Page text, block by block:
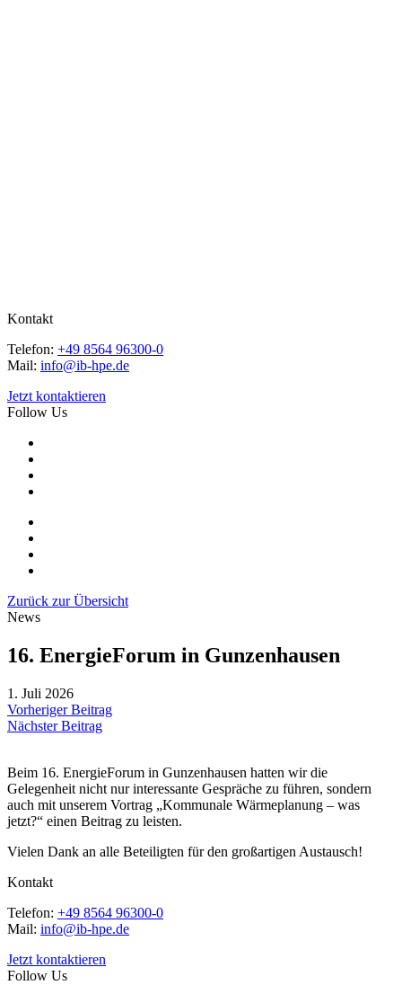
Kontakt
Telefon: +49 8564 96300-0
Mail: info@ib-hpe.de
Jetzt kontaktieren
Follow Us
Zurück zur Übersicht
News
16. EnergieForum in Gunzenhausen
1. Juli 2026
Vorheriger Beitrag
Nächster Beitrag
Beim 16. EnergieForum in Gunzenhausen hatten wir die
Gelegenheit nicht nur interessante Gespräche zu führen, sondern
auch mit unserem Vortrag „Kommunale Wärmeplanung – was
jetzt?“ einen Beitrag zu leisten.
Vielen Dank an alle Beteiligten für den großartigen Austausch!
Kontakt
Telefon: +49 8564 96300-0
Mail: info@ib-hpe.de
Jetzt kontaktieren
Follow Us